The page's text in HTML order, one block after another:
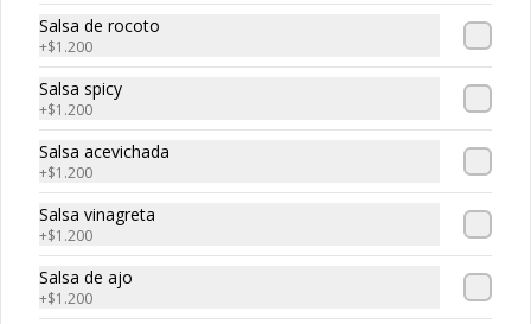
Conócenos
Salsa de rocoto
+$1.200
Salsa spicy
+$1.200
Salsa acevichada
+$1.200
Salsa vinagreta
+$1.200
Salsa de ajo
+$1.200